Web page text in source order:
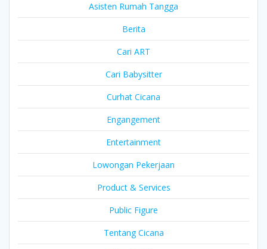
Asisten Rumah Tangga
Berita
Cari ART
Cari Babysitter
Curhat Cicana
Engangement
Entertainment
Lowongan Pekerjaan
Product & Services
Public Figure
Tentang Cicana